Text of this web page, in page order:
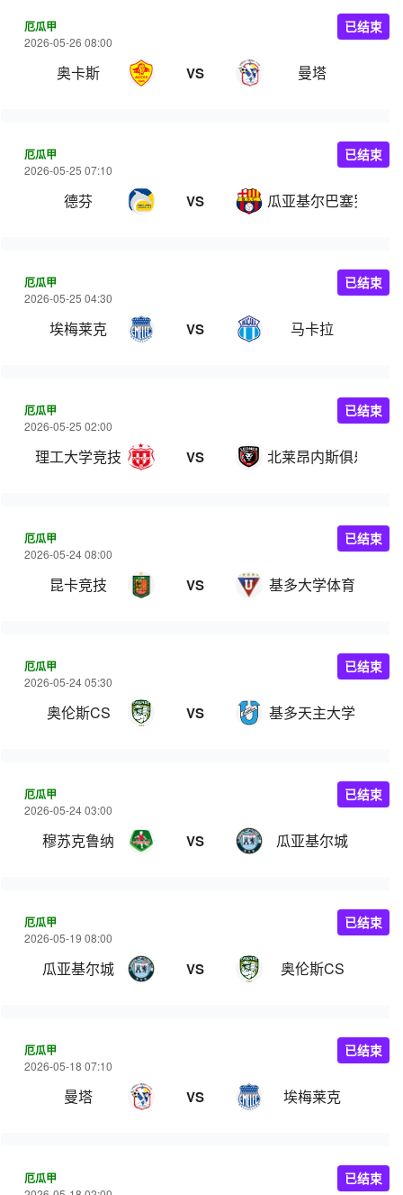
厄瓜甲
2026-05-26 08:00
奥卡斯 VS 曼塔
已结束
厄瓜甲
2026-05-25 07:10
德芬 VS 瓜亚基尔巴塞罗那
已结束
厄瓜甲
2026-05-25 04:30
埃梅莱克 VS 马卡拉
已结束
厄瓜甲
2026-05-25 02:00
理工大学竞技 VS 北莱昂内斯俱乐部
已结束
厄瓜甲
2026-05-24 08:00
昆卡竞技 VS 基多大学体育
已结束
厄瓜甲
2026-05-24 05:30
奥伦斯CS VS 基多天主大学
已结束
厄瓜甲
2026-05-24 03:00
穆苏克鲁纳 VS 瓜亚基尔城
已结束
厄瓜甲
2026-05-19 08:00
瓜亚基尔城 VS 奥伦斯CS
已结束
厄瓜甲
2026-05-18 07:10
曼塔 VS 埃梅莱克
已结束
厄瓜甲 已结束